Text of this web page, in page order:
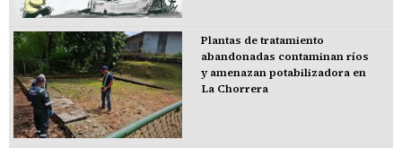
Plantas de tratamiento
abandonadas contaminan ríos
y amenazan potabilizadora en
La Chorrera